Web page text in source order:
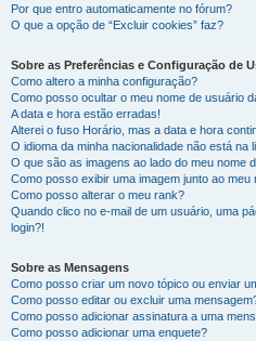
Por que entro automaticamente no fórum?
O que a opção de “Excluir cookies” faz?
Sobre as Preferências e Configuração de
Como altero a minha configuração?
Como posso ocultar o meu nome de usuário
A data e hora estão erradas!
Alterei o fuso Horário, mas a data e hora
O idioma da minha nacionalidade não está na
O que são as imagens ao lado do meu nome
Como posso exibir uma imagem junto ao meu
Como posso alterar o meu rank?
Quando clico no e-mail de um usuário, uma
login?!
Sobre as Mensagens
Como posso criar um novo tópico ou enviar
Como posso editar ou excluir uma
Como posso adicionar assinatura a uma
Como posso adicionar uma enquete?